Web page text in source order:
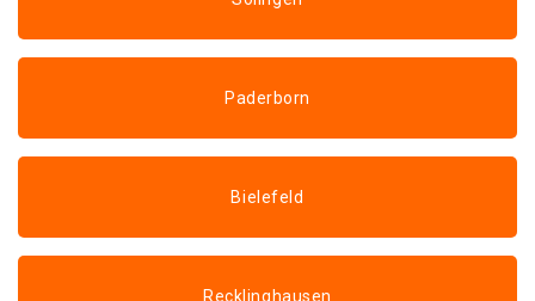
Paderborn
Bielefeld
Recklinghausen